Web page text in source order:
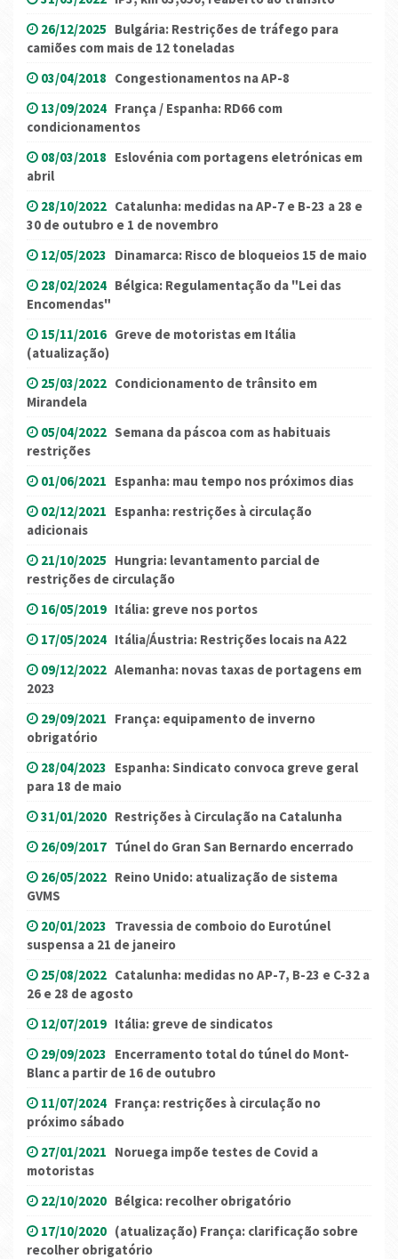
26/12/2025 Bulgária: Restrições de tráfego para
camiões com mais de 12 toneladas
03/04/2018 Congestionamentos na AP-8
13/09/2024 França / Espanha: RD66 com
condicionamentos
08/03/2018 Eslovénia com portagens eletrónicas em
abril
28/10/2022 Catalunha: medidas na AP-7 e B-23 a 28 e
30 de outubro e 1 de novembro
12/05/2023 Dinamarca: Risco de bloqueios 15 de maio
28/02/2024 Bélgica: Regulamentação da "Lei das
Encomendas"
15/11/2016 Greve de motoristas em Itália
(atualização)
25/03/2022 Condicionamento de trânsito em
Mirandela
05/04/2022 Semana da páscoa com as habituais
restrições
01/06/2021 Espanha: mau tempo nos próximos dias
02/12/2021 Espanha: restrições à circulação
adicionais
21/10/2025 Hungria: levantamento parcial de
restrições de circulação
16/05/2019 Itália: greve nos portos
17/05/2024 Itália/Áustria: Restrições locais na A22
09/12/2022 Alemanha: novas taxas de portagens em
2023
29/09/2021 França: equipamento de inverno
obrigatório
28/04/2023 Espanha: Sindicato convoca greve geral
para 18 de maio
31/01/2020 Restrições à Circulação na Catalunha
26/09/2017 Túnel do Gran San Bernardo encerrado
26/05/2022 Reino Unido: atualização de sistema
GVMS
20/01/2023 Travessia de comboio do Eurotúnel
suspensa a 21 de janeiro
25/08/2022 Catalunha: medidas no AP-7, B-23 e C-32 a
26 e 28 de agosto
12/07/2019 Itália: greve de sindicatos
29/09/2023 Encerramento total do túnel do Mont-
Blanc a partir de 16 de outubro
11/07/2024 França: restrições à circulação no
próximo sábado
27/01/2021 Noruega impõe testes de Covid a
motoristas
22/10/2020 Bélgica: recolher obrigatório
17/10/2020 (atualização) França: clarificação sobre
recolher obrigatório